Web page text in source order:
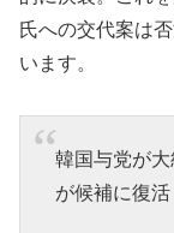
氏への交代案は
います。
韓国与党が
が候補に復